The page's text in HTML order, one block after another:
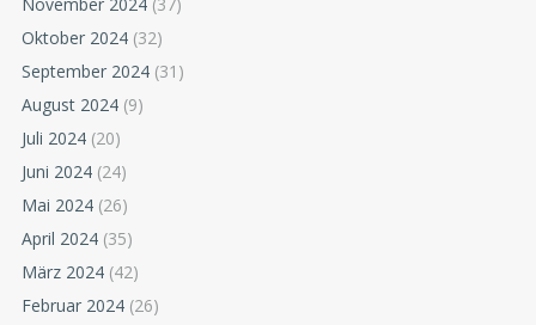
Oktober 2024 (32)
September 2024 (31)
August 2024 (9)
Juli 2024 (20)
Juni 2024 (24)
Mai 2024 (26)
April 2024 (35)
März 2024 (42)
Februar 2024 (26)